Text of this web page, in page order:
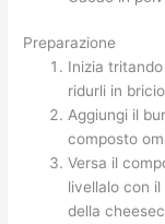
Preparazione
Inizia
ridurli in
Aggiungi il
composto
Versa il
livellalo con
della